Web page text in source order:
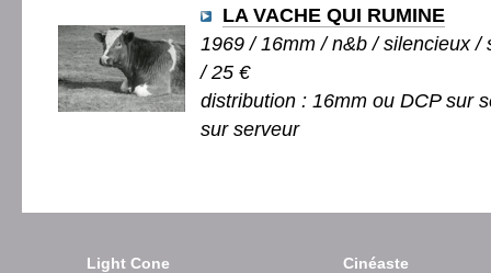
LA VACHE QUI RUMINE
1969 / 16mm / n&b / silencieux /
/ 25 €
distribution : 16mm ou DCP sur
sur serveur
Light Cone Cinéaste